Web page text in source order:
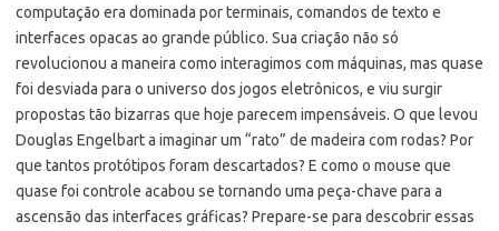
computação era dominada por terminais, comandos de texto e
interfaces opacas ao grande público. Sua criação não só
revolucionou a maneira como interagimos com máquinas, mas quase
foi desviada para o universo dos jogos eletrônicos, e viu surgir
propostas tão bizarras que hoje parecem impensáveis. O que levou
Douglas Engelbart a imaginar um “rato” de madeira com rodas? Por
que tantos protótipos foram descartados? E como o mouse que
quase foi controle acabou se tornando uma peça-chave para a
ascensão das interfaces gráficas? Prepare-se para descobrir essas